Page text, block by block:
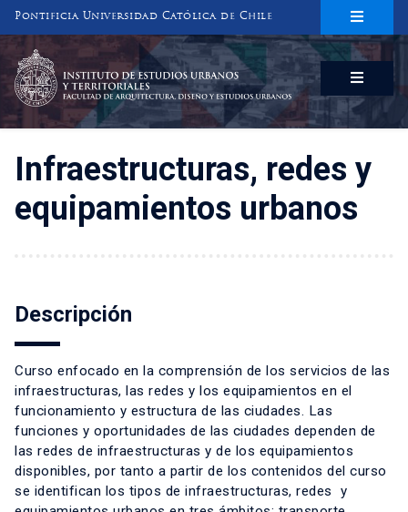
Pontificia Universidad Católica de Chile
INSTITUTO DE ESTUDIOS URBANOS
Y TERRITORIALES
FACULTAD DE ARQUITECTURA, DISEÑO Y ESTUDIOS URBANOS
Infraestructuras, redes y
equipamientos urbanos
Descripción
Curso enfocado en la comprensión de los servicios de las
infraestructuras, las redes y los equipamientos en el
funcionamiento y estructura de las ciudades. Las
funciones y oportunidades de las ciudades dependen de
las redes de infraestructuras y de los equipamientos
disponibles, por tanto a partir de los contenidos del curso
se identifican los tipos de infraestructuras, redes y